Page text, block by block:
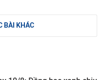
BÀI KHÁC